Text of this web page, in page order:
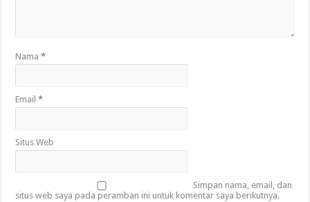
Nama*
Email*
Situs Web
Simpan nama, email, dan
situs web saya pada peramban ini untuk komentar saya berikutnya.